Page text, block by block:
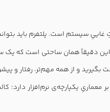
غاییِ سیستم است. پلتفرم باید
بگیرید و از همه مهم‌تر، رفتار و
بر معماریِ یکپارچه‌ی نرم‌افزار